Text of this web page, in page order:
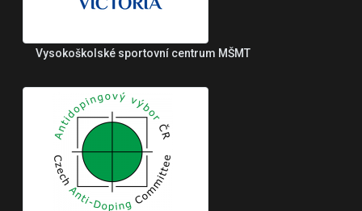
Vysokoškolské sportovní centrum MŠMT